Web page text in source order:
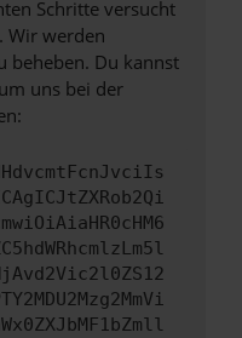
Schritte versucht
Wir werden
beheben. Du kannst
uns bei der